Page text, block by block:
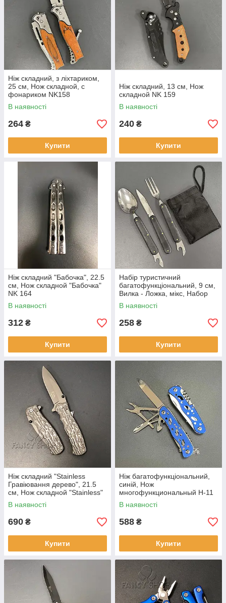
Ніж складний, з ліхтариком,
25 см, Нож складной, с
фонариком NK158
В наявності
264 ₴
Купити
Ніж складний, 13 см, Нож
складной NK 159
В наявності
240 ₴
Купити
Ніж складний "Бабочка", 22.5
см, Нож складной "Бабочка"
NK 164
В наявності
312 ₴
Купити
Набір туристичний
багатофункціональний, 9 см,
Вилка - Ложка, мікс, Набор
туристический
многофункциональный NK
В наявності
258 ₴
Купити
Ніж складний "Stainless
Гравіювання дерево", 21.5
см, Нож складной "Stainless"
В наявності
690 ₴
Купити
Ніж багатофункціональний,
синій, Нож
многофункциональный Н-11
В наявності
588 ₴
Купити